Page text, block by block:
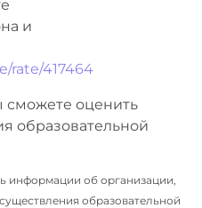
и
rate/417464
сможете оценить
образовательной
информации об организации,
образовательной